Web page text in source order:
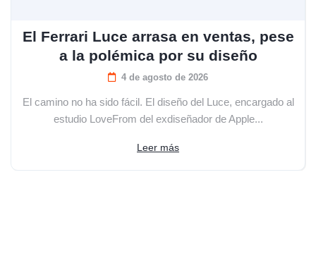
El Ferrari Luce arrasa en ventas, pese
a la polémica por su diseño
4 de agosto de 2026
El camino no ha sido fácil. El diseño del Luce, encargado al
estudio LoveFrom del exdiseñador de Apple...
Leer más